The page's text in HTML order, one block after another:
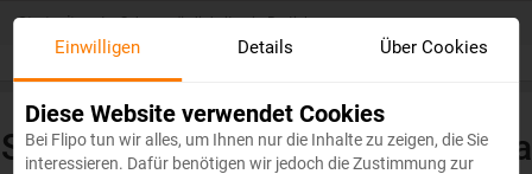
content
Startseite / Sehenswürdigkeiten in Bratislava
Sehenswürdigkeiten in Bratislava
Einwilligen Details Über Cookies
Diese Website verwendet Cookies
Bei Flipo tun wir alles, um Ihnen nur die Inhalte zu zeigen, die Sie
interessieren. Dafür benötigen wir jedoch die Zustimmung zur